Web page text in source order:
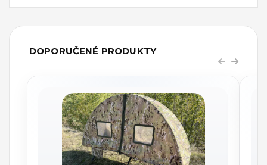
DOPORUČENÉ PRODUKTY